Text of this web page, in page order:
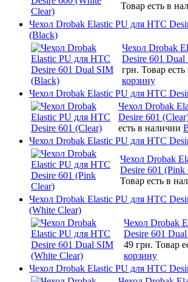
Товар есть в
Чехол Drobak Elastic PU для HTC
(Black)
Чехол Drobak
Desire 601
грн. Товар
корзину
Чехол Drobak Elastic PU для HTC
Чехол Drobak
Desire 601
есть в наличии
Чехол Drobak Elastic PU для HTC
Чехол Drobak
Desire 601 (Pink
Товар есть в
Чехол Drobak Elastic PU для HTC
(White Clear)
Чехол Drobak
Desire 601
49 грн. Товар
корзину
Чехол Drobak Elastic PU для HTC